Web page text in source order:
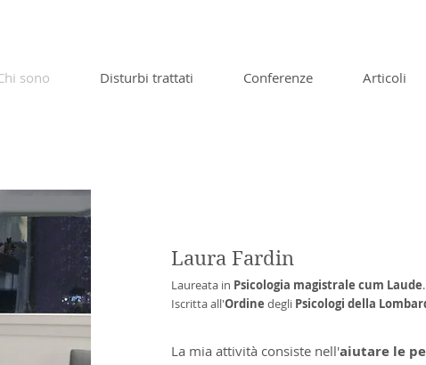
sono Disturbi trattati Conferenze Articoli
Laura Fardin
Laureata in Psicologia magistrale cum Laude.
Iscritta all'Ordine degli Psicologi della
La mia attività consiste nell'aiutare le